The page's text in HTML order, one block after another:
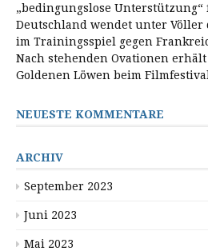
„bedingungslose
Deutschland wendet unter Völler
im Trainingsspiel gegen
Nach stehenden Ovationen
Goldenen Löwen beim
NEUESTE KOMMENTARE
ARCHIV
September 2023
Juni 2023
Mai 2023